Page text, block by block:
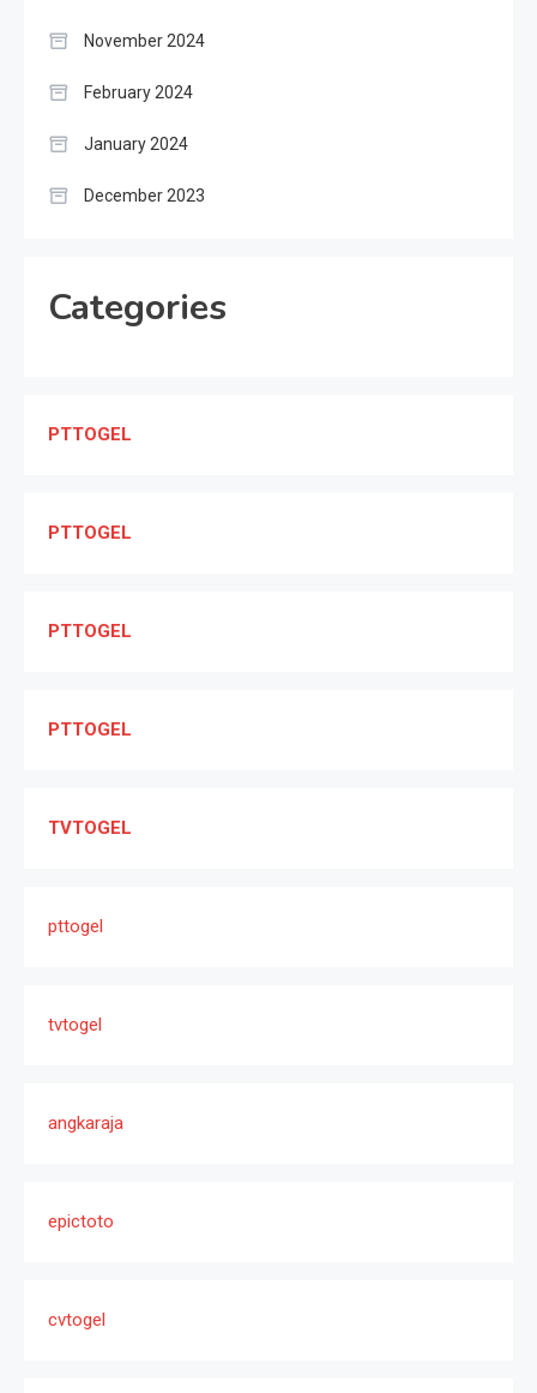
November 2024
February 2024
January 2024
December 2023
Categories
PTTOGEL
PTTOGEL
PTTOGEL
PTTOGEL
TVTOGEL
pttogel
tvtogel
angkaraja
epictoto
cvtogel